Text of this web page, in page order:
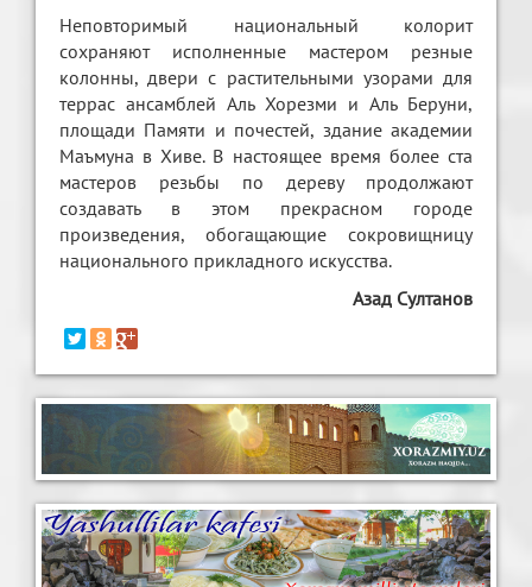
Неповторимый национальный колорит
сохраняют исполненные мастером резные
колонны, двери с растительными узорами для
террас ансамблей Аль Хорезми и Аль Беруни,
площади Памяти и почестей, здание академии
Маъмуна в Хиве. В настоящее время более ста
мастеров резьбы по дереву продолжают
создавать в этом прекрасном городе
произведения, обогащающие сокровищницу
национального прикладного искусства.
Азад Султанов